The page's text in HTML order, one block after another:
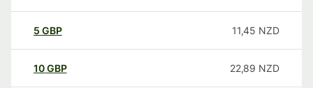
5 GBP 11,45 NZD
10GBP 22,89 NZD